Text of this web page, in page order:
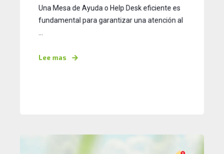
Una Mesa de Ayuda o Help Desk eficiente es
fundamental para garantizar una atención al
Lee mas